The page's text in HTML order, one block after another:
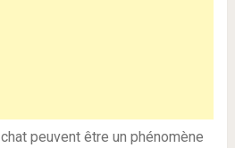
peuvent être un phénomène